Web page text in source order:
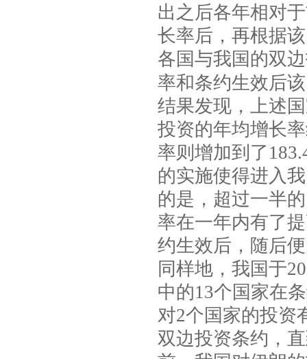
出之后各年相对
长率后，再根据
各国与我国的双
率和条约生效后
结果发现，上述
投资的年均增长
率则增加到了
的实施使得进入
的是，超过一半
率在一年内有了
约生效后，随后
同样地，我国于
中的13个国家在
对2个国家的投资
双边投资条约，